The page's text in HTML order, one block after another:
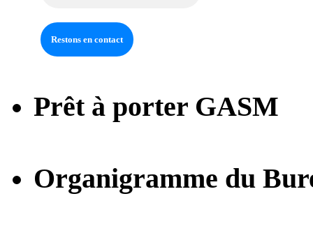
Prêt à porter GASM
Organigramme du